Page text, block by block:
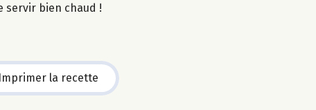
servir bien chaud !
Imprimer la recette